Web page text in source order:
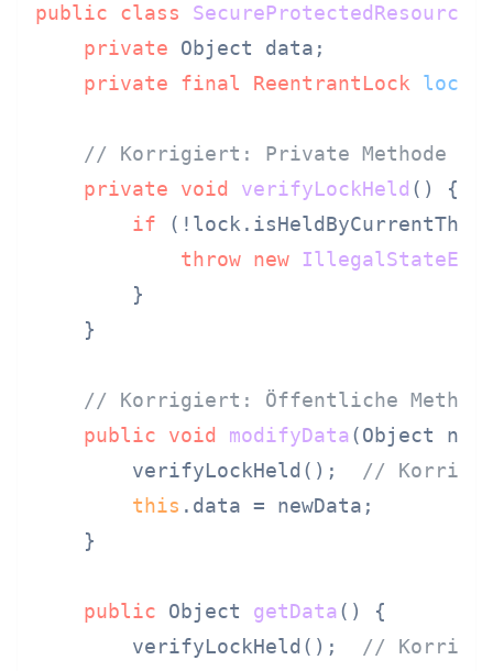
public class SecureProtectedResource
private Object data;
private
final ReentrantLock lock
// Korrigiert: Private Methode
private
void verifyLockHeld ()
{
if
throw new
        }
    }
// Korrigiert: Öffentliche
public
void modifyData(Object
        verifyLockHeld();
//
this .data = newData;
    }
public Object getData()
{
        verifyLockHeld();
//